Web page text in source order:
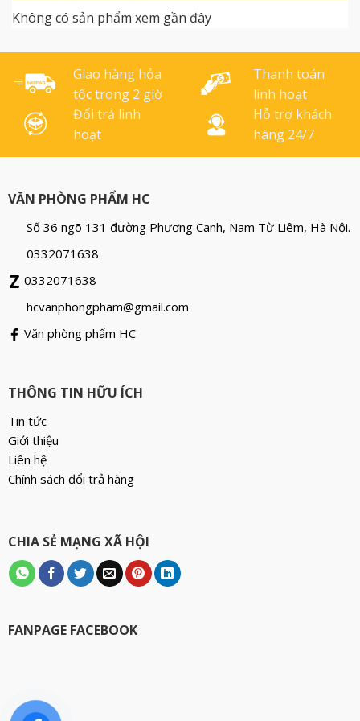
A4 Dùng được mọi kích lò
14.3mm Có lu luồn gáy
xoắn chạy điện [...]
được 15 tờ/lần với 34 lỗ
đóng A4 Dùng được mọi
kích cỡ lò xo Gáy [...]
Không có sản phẩm xem gần đây
Giao hàng hỏa
tốc trong 2 giờ
Thanh toán
linh hoạt
Đổi trả linh
hoạt
Hỗ trợ khách
hàng 24/7
VĂN PHÒNG PHẨM HC
Số 36 ngõ 131 đường Phương Canh, Nam Từ Liêm, Hà Nội.
0332071638
0332071638
hcvanphongpham@gmail.com
Văn phòng phẩm HC
THÔNG TIN HỮU ÍCH
Tin tức
Giới thiệu
Liên hệ
Chính sách đổi trả hàng
CHIA SẺ MẠNG XÃ HỘI
FANPAGE FACEBOOK